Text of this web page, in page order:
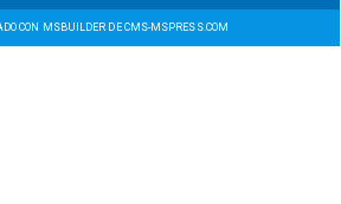
CON MSBUILDER DE CMS-MSPRESS.COM